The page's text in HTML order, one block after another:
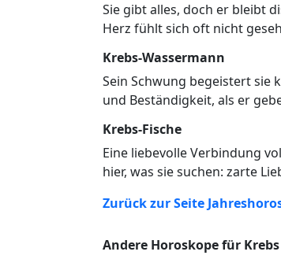
Sie gibt alles, doch er bleibt
Herz fühlt sich oft nicht
Krebs-Wassermann
Sein Schwung begeistert sie
und Beständigkeit, als er
Krebs-Fische
Eine liebevolle Verbindung
hier, was sie suchen: zarte
Zurück zur Seite
Andere Horoskope für